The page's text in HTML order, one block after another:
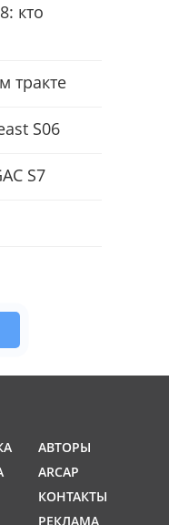
кто
тракте
S06
S7
АВТОРЫ
ARCAP
КОНТАКТЫ
РЕКЛАМА